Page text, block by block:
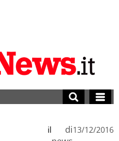
di
il 13/12/2016